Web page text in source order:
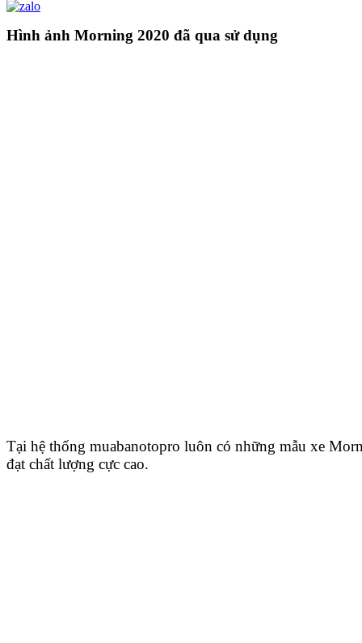
Hình ảnh Morning 2020 đã qua sử dụng
Tại hệ thống muabanotopro luôn có những mẫu xe
đạt chất lượng cực cao.